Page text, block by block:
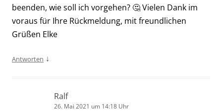
beenden, wie soll ich vorgehen? 🤔 Vielen Dank im
voraus für Ihre Rückmeldung, mit freundlichen
Grüßen Elke
Antworten ↓
Ralf
26. Mai 2021 um 14:18 Uhr